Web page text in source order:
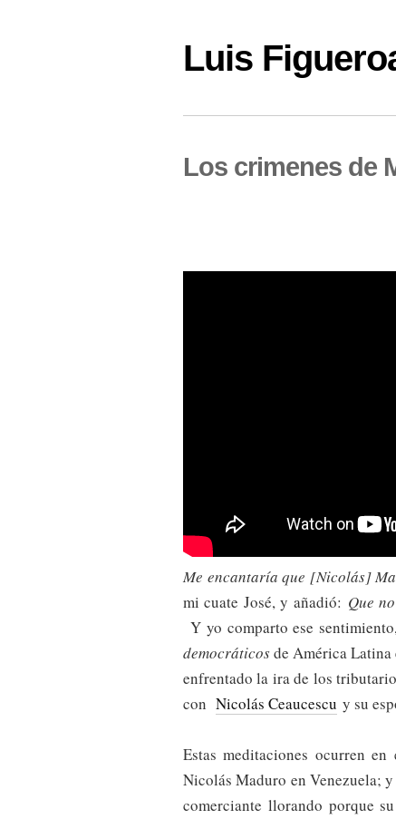
Luis
Los crimenes de
Me encantaría que [Nicolás]
mi cuate José, y añadió: Que
Y yo comparto ese
democráticosde América
enfrentado la ira de los
con Nicolás Ceaucescu y su
Estas meditaciones ocurren
Nicolás Maduro en Venezuela;
comerciante llorando porque